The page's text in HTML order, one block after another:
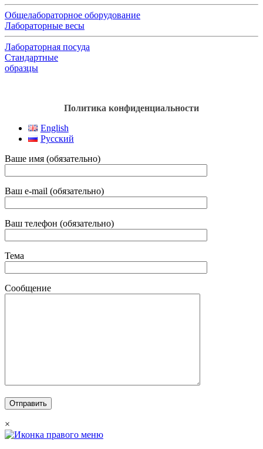
Общелабораторное оборудование
Лабораторные весы
Лабораторная посуда
Стандартные
образцы
Политика конфиденциальности
English
Русский
Ваше имя (обязательно)
Ваш e-mail (обязательно)
Ваш телефон (обязательно)
Тема
Сообщение
×